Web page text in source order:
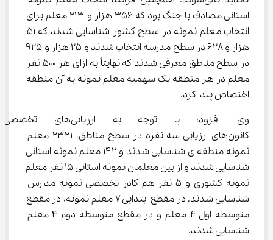
استانی مصادف با جنگ بود که ۳۵۶ هزار و ۲۱۳ معلم برای
هزار و ۶۲۸ در سطح مدرسه انتخاب شدند و ۲۵ هزار و ۹۲۵
در سطح مناطق معرفی شدند که نهایتاً به ازای هر ۵۰۰ نفر
معلم در هر منطقه یک سهمیه معلم نمونه به آن منطقه
اختصاص پیدا کرد.
وی افزود: با توجه به
کانون‌های ارزیابی سه نفره در سطح مناطق، ۲۳۲۱ معلم
نمونه منطقه‌ای شناسایی شدند و ۱۴۲ معلم نمونه استانی
شناسایی شدند و از بین معلمان نمونه استانی ۱۵ نفر معلم
نمونه کشوری و ۵ نفر هم کادر تخصصی نمونه مدارس
شناسایی شدند. در مقطع ابتدایی ۷ معلم نمونه، در مقطع
متوسطه اول ۴ معلم و در مقطع متوسطه دوم ۴ معلم
شناسایی شدند.